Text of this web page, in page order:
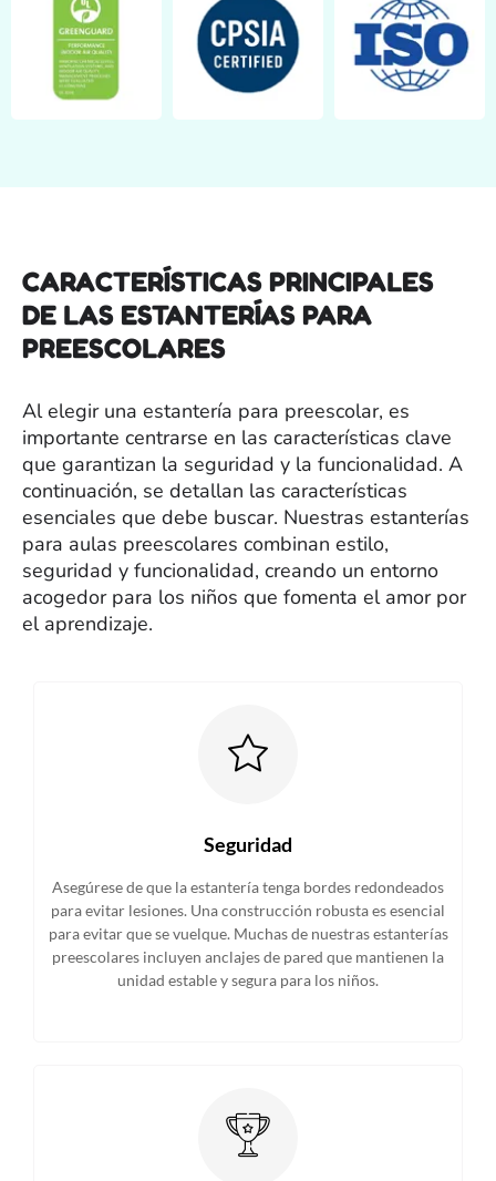
CARACTERÍSTICAS PRINCIPALES
DE LAS ESTANTERÍAS PARA
PREESCOLARES
Al elegir una estantería para preescolar, es
importante centrarse en las características clave
que garantizan la seguridad y la funcionalidad. A
continuación, se detallan las características
esenciales que debe buscar. Nuestras estanterías
para aulas preescolares combinan estilo,
seguridad y funcionalidad, creando un entorno
acogedor para los niños que fomenta el amor por
el aprendizaje.
Seguridad
Asegúrese de que la estantería tenga bordes redondeados
para evitar lesiones. Una construcción robusta es esencial
para evitar que se vuelque. Muchas de nuestras estanterías
preescolares incluyen anclajes de pared que mantienen la
unidad estable y segura para los niños.